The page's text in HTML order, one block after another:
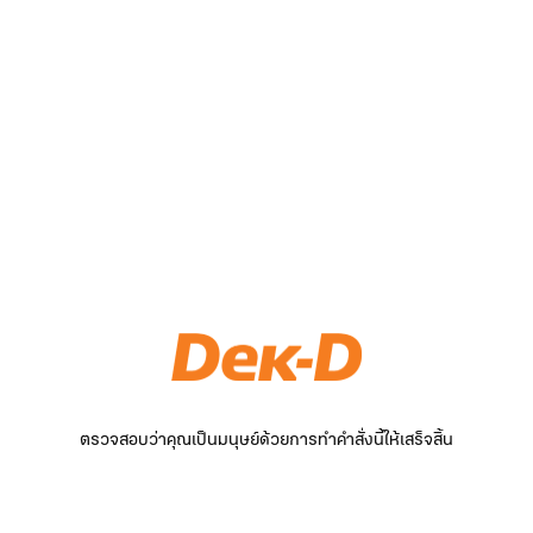
ตรวจสอบว่าคุณเป็นมนุษย์ด้วยการทำคำสั่งนี้ให้เสร็จสิ้น